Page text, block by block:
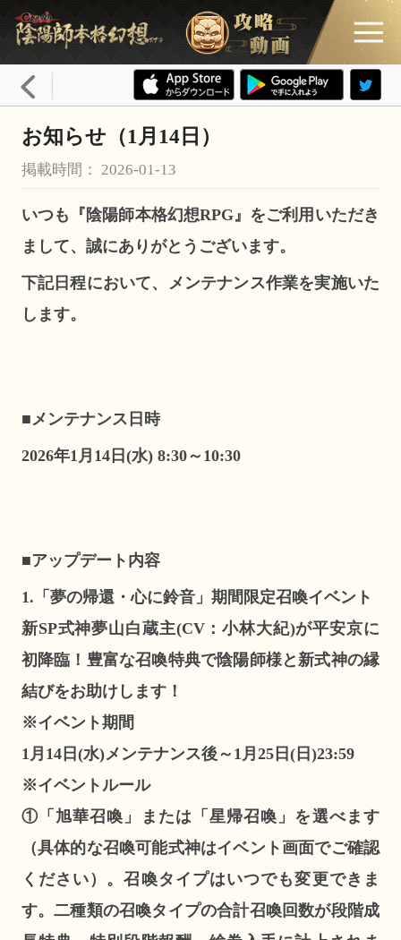
お知らせ（1月14日）
掲載時間： 2026-01-13
いつも『陰陽師本格幻想RPG』をご利用いただき
まして、誠にありがとうございます。
下記日程において、メンテナンス作業を実施いた
します。
■メンテナンス日時
2026年1月14日(水) 8:30～10:30
■アップデート内容
1.「夢の帰還・心に鈴音」期間限定召喚イベント
新SP式神夢山白蔵主(CV：小林大紀)が平安京に
初降臨！豊富な召喚特典で陰陽師様と新式神の縁
結びをお助けします！
※イベント期間
1月14日(水)メンテナンス後～1月25日(日)23:59
※イベントルール
①「旭華召喚」または「星帰召喚」を選べます
（具体的な召喚可能式神はイベント画面でご確認
ください）。召喚タイプはいつでも変更できま
す。二種類の召喚タイプの合計召喚回数が段階成